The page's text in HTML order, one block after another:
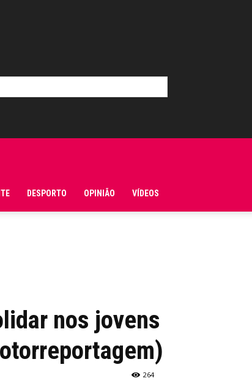
DESPORTO OPINIÃO VÍDEOS
nos jovens
264